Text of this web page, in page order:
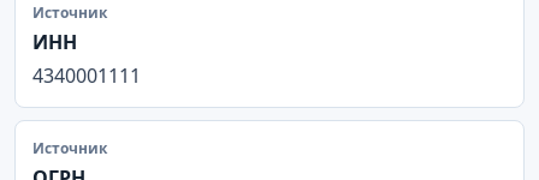
Источник
ИНН
4340001111
Источник